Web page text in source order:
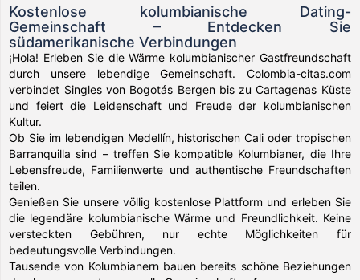
Kostenlose kolumbianische Dating-
Gemeinschaft – Entdecken Sie
südamerikanische Verbindungen
¡Hola! Erleben Sie die Wärme kolumbianischer Gastfreundschaft
durch unsere lebendige Gemeinschaft. Colombia-citas.com
verbindet Singles von Bogotás Bergen bis zu Cartagenas Küste
und feiert die Leidenschaft und Freude der kolumbianischen
Kultur.
Ob Sie im lebendigen Medellín, historischen Cali oder tropischen
Barranquilla sind – treffen Sie kompatible Kolumbianer, die Ihre
Lebensfreude, Familienwerte und authentische Freundschaften
teilen.
Genießen Sie unsere völlig kostenlose Plattform und erleben Sie
die legendäre kolumbianische Wärme und Freundlichkeit. Keine
versteckten Gebühren, nur echte Möglichkeiten für
bedeutungsvolle Verbindungen.
Tausende von Kolumbianern bauen bereits schöne Beziehungen